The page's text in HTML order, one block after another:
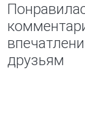
друзьям